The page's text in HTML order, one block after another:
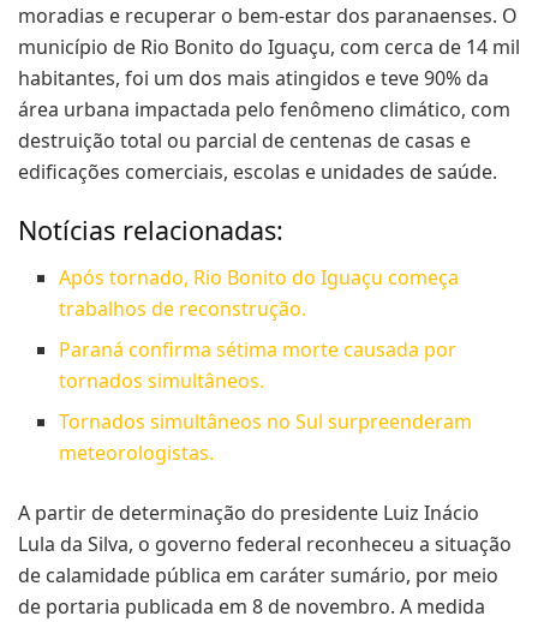
moradias e recuperar o bem-estar dos paranaenses. O
município de Rio Bonito do Iguaçu, com cerca de 14 mil
habitantes, foi um dos mais atingidos e teve 90% da
área urbana impactada pelo fenômeno climático, com
destruição total ou parcial de centenas de casas e
edificações comerciais, escolas e unidades de saúde.
Notícias relacionadas:
Após tornado, Rio Bonito do Iguaçu começa
trabalhos de reconstrução.
Paraná confirma sétima morte causada por
tornados simultâneos.
Tornados simultâneos no Sul surpreenderam
meteorologistas.
A partir de determinação do presidente Luiz Inácio
Lula da Silva, o governo federal reconheceu a situação
de calamidade pública em caráter sumário, por meio
de portaria publicada em 8 de novembro. A medida